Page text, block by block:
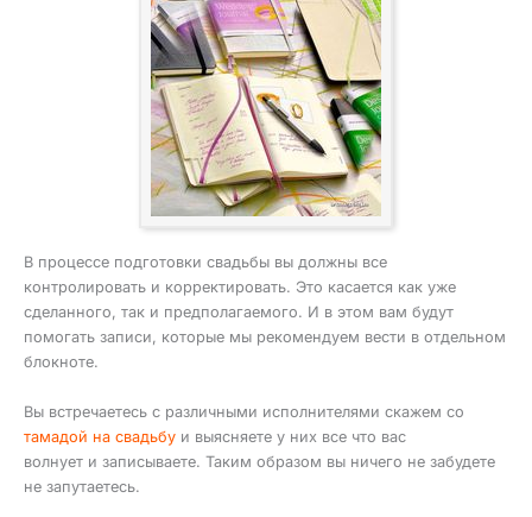
В процессе подготовки свадьбы вы должны все
контролировать и корректировать. Это касается как уже
сделанного, так и предполагаемого. И в этом вам будут
помогать записи, которые мы рекомендуем вести в отдельном
блокноте.
Вы встречаетесь с различными исполнителями скажем со
тамадой на свадьбу и выясняете у них все что вас
волнует и записываете. Таким образом вы ничего не забудете
не запутаетесь.